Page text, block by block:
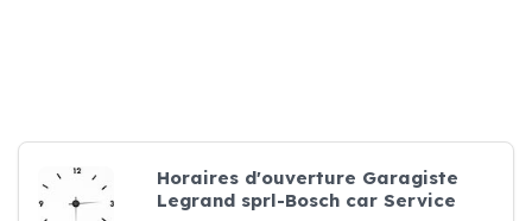
Horaires d'ouverture Garagiste
Legrand sprl-Bosch car Service